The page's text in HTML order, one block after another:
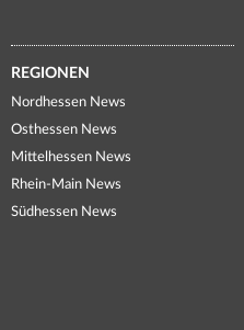
REGIONEN
Nordhessen News
Osthessen News
Mittelhessen News
Rhein-Main News
Südhessen News